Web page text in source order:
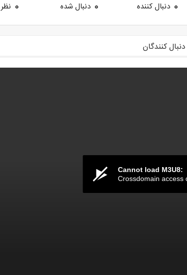
0 دنبال کننده 0 دنبال شده 0 نظر
دنبال کنندگان
Cannot load M3U8:
Crossdomain access